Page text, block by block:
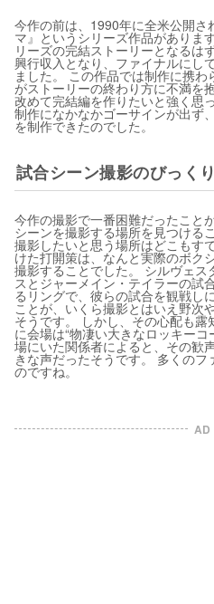
今作の前は、1990年に全米公開さ
マ』というシリーズ作品がありま
リーズの完結ストーリーとなるは
興行収入となり、ファイナルにし
ました。 この作品では制作に携
がストーリーの終わり方に不満を
改めて完結編を作りたいと強く思
制作になかなかゴーサインが出ず
を制作できたのでした。
試合シーン撮影のびっく
今作の撮影で一番困難だったこと
シーンを撮影する場所を見つける
撮影したいと思う場所はどこもす
けた打開策は、なんと実際のボク
撮影することでした。 シルヴェ
スとジャーメイン・テイラーの試
るリングで、彼らの試合を観戦し
ことが、いくら撮影とはいえ野次
そうです。 しかし、その心配も
に会場は“物凄い大きなロッキー
場にいた関係者によると、その歓
きな声だったそうです。 多くの
のですね。
AD